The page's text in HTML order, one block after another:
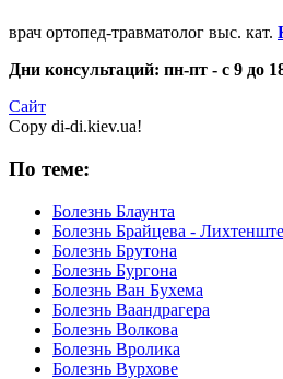
врач ортопед-травматолог выс. кат.
Дни консультаций: пн-пт - с 9 до
Сайт
Copy di-di.kiev.ua!
По теме:
Болезнь Блаунта
Болезнь Брайцева -
Болезнь Брутона
Болезнь Бургона
Болезнь Ван Бухема
Болезнь Ваандрагера
Болезнь Волкова
Болезнь Вролика
Болезнь Вурхове